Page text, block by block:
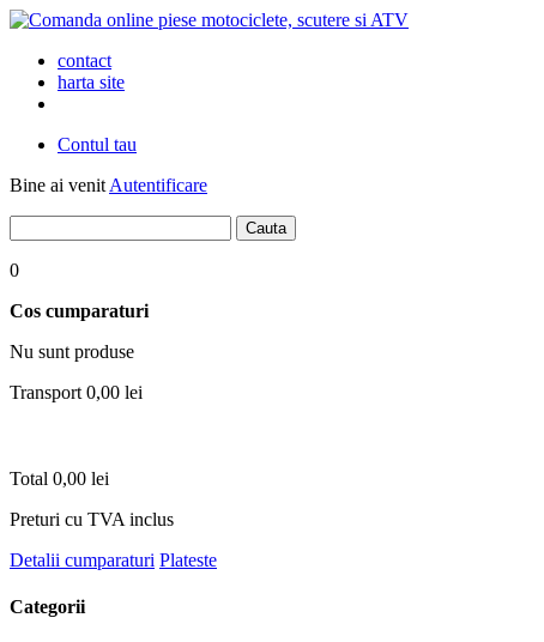
contact
harta site
Contul tau
Bine ai venit Autentificare
0
Cos cumparaturi
Nu sunt produse
Transport 0,00 lei
Total 0,00 lei
Preturi cu TVA inclus
Detalii cumparaturi Plateste
Categorii